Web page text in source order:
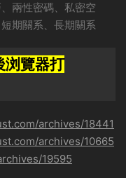
兩性密碼、私密空
期關系、長期關系
浏覽器打
archives/18441
archives/10665
19595